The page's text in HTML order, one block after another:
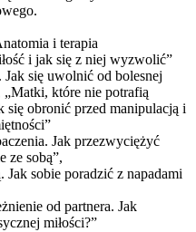
i terapia
i jak się z niej wyzwolić”
się uwolnić od bolesnej
które nie potrafią
się obronić przed manipulacją i
Jak przezwyciężyć
ze sobą”,
Jak sobie poradzić z napadami
od partnera. Jak
miłości?”